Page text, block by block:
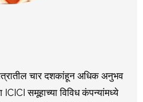
चार दशकांहून अधिक अनुभव
समूहाच्या विविध कंपन्यांमध्ये